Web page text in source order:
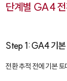
단계별 GA4 전
Step 1: GA4 기
전환 추적 전에 기본